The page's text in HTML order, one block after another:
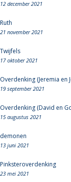
12 december 2021
Ruth
21 november 2021
Twijfels
17 oktober 2021
Overdenking (Jeremia en
19 september 2021
Overdenking (David en
15 augustus 2021
demonen
13 juni 2021
Pinksteroverdenking
23 mei 2021